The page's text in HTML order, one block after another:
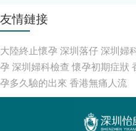
友情鏈接
大陸終止懷孕 深圳落仔深圳婦
孕 深圳婦科檢查 懷孕初期症狀
孕多久驗的出來 香港無痛人流